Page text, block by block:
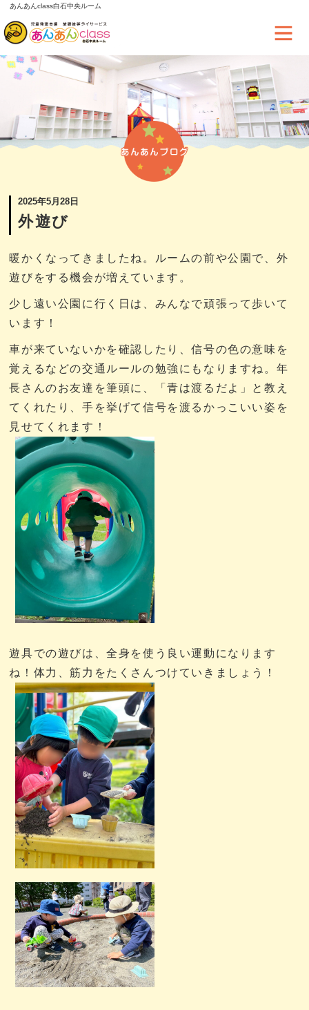
あんあんclass白石中央ルーム
2025年5月28日
外遊び
暖かくなってきましたね。ルームの前や公園で、外
遊びをする機会が増えています。
少し遠い公園に行く日は、みんなで頑張って歩いて
います！
車が来ていないかを確認したり、信号の色の意味を
覚えるなどの交通ルールの勉強にもなりますね。年
長さんのお友達を筆頭に、「青は渡るだよ」と教え
てくれたり、手を挙げて信号を渡るかっこいい姿を
見せてくれます！
遊具での遊びは、全身を使う良い運動になります
ね！体力、筋力をたくさんつけていきましょう！